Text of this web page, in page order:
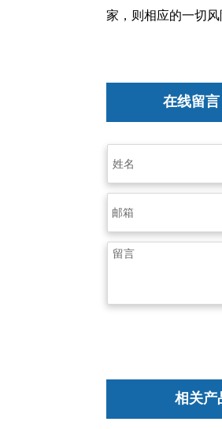
家，则相应的一切风
在线留言
相关产